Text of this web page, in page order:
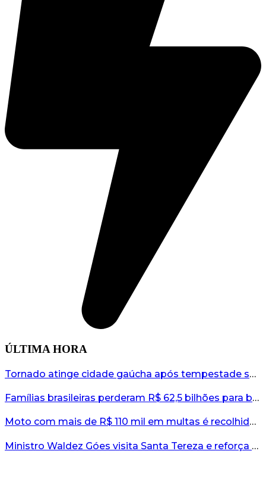
ÚLTIMA HORA
Tornado atinge cidade gaúcha após tempestade severa...
Famílias brasileiras perderam R$ 62,5 bilhões para bets em 2025, diz estudo...
Moto com mais de R$ 110 mil em multas é recolhida no interior do RS...
Ministro Waldez Góes visita Santa Tereza e reforça apoio federal à reconstrução do município...